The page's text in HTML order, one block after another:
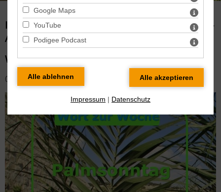
INFORMATIONEN AUS DEM KREISKIRCHENRAT -
ARCHIV
WORT ZUR WOCHE: PALMSONNTAG
03.04.2020
Google Maps
YouTube
Podigee Podcast
Impressum | Datenschutz